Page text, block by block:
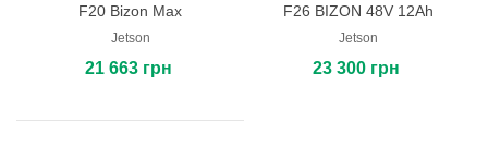
F20 Bizon Max
Jetson
21 663 грн
F26 BIZON 48V 12Ah
Jetson
23 300 грн